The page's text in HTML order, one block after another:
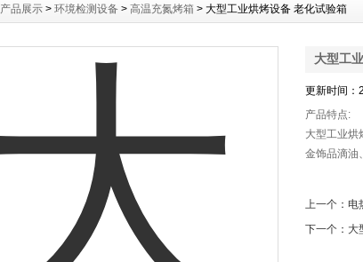
产品展示 > 环境检测设备 > 高温充氮烤箱 > 大型工业烘烤设备 老化试验箱
大型工
更新时间：
产品特点:
大型工业烘
金饰品滴油
上一个： 电
下一个： 大